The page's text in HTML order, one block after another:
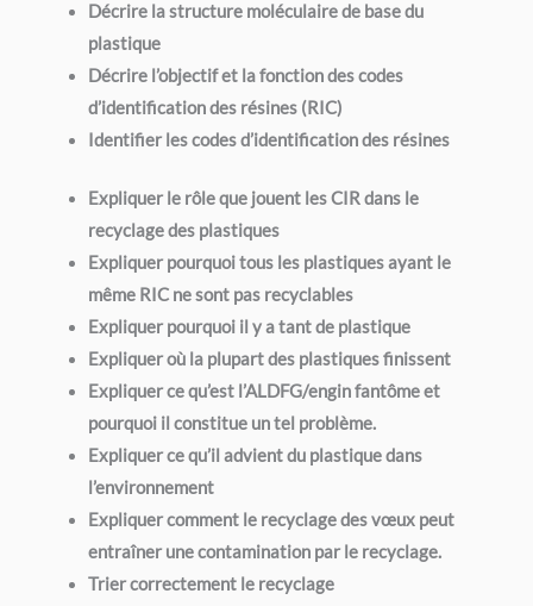
Décrire la structure moléculaire de base du
plastique
Décrire l’objectif et la fonction des codes
d’identification des résines (RIC)
Identifier les codes d’identification des résines
Expliquer le rôle que jouent les CIR dans le
recyclage des plastiques
Expliquer pourquoi tous les plastiques ayant le
même RIC ne sont pas recyclables
Expliquer pourquoi il y a tant de plastique
Expliquer où la plupart des plastiques finissent
Expliquer ce qu’est l’ALDFG/engin fantôme et
pourquoi il constitue un tel problème.
Expliquer ce qu’il advient du plastique dans
l’environnement
Expliquer comment le recyclage des vœux peut
entraîner une contamination par le recyclage.
Trier correctement le recyclage